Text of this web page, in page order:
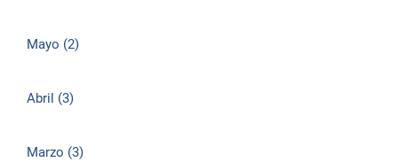
Mayo (2)
Abril (3)
Marzo (3)